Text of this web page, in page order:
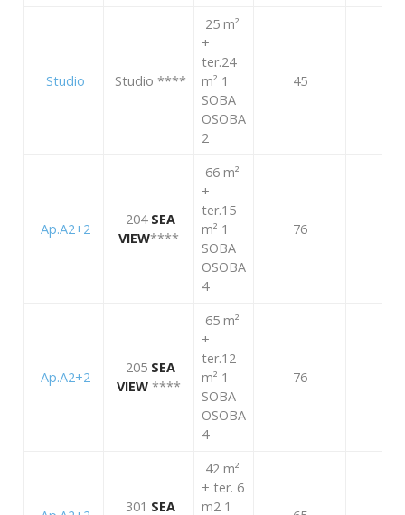
Studio Studio ****
25 m²
+
ter.24
m² 1
SOBA
OSOBA
2
45
Ap.A2+2
204 SEA
VIEW****
66 m²
+
ter.15
m² 1
SOBA
OSOBA
4
76
Ap.A2+2
205 SEA
VIEW ****
65 m²
+
ter.12
m² 1
SOBA
OSOBA
4
76
301 SEA
42 m²
+ ter. 6
m2 1